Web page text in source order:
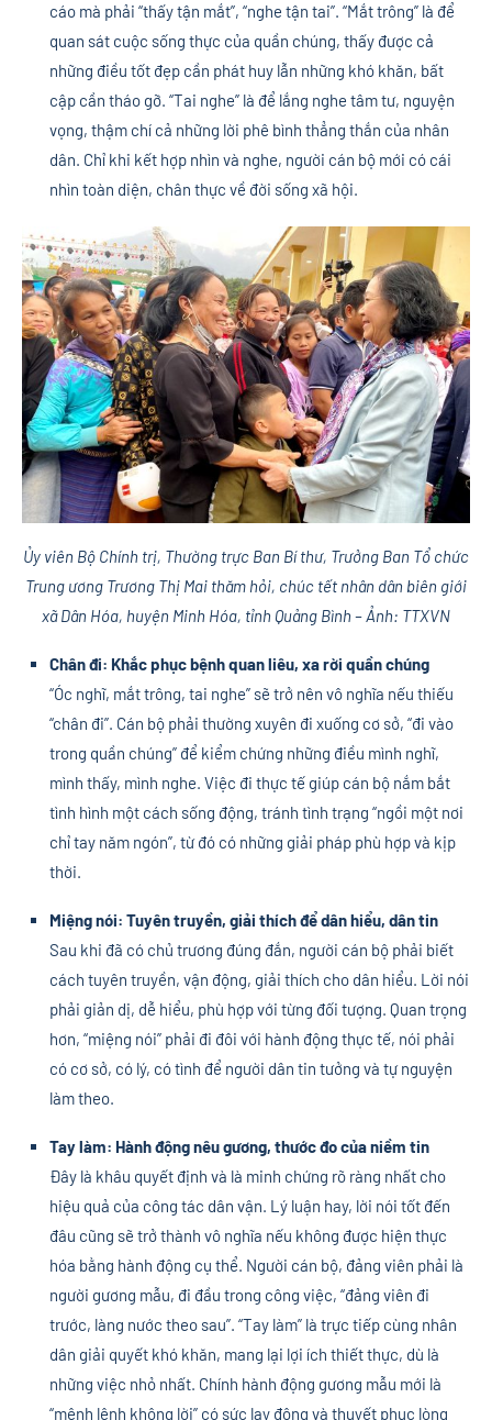
cáo mà phải “thấy tận mắt”, “nghe tận tai”. “Mắt trông” là để
quan sát cuộc sống thực của quần chúng, thấy được cả
những điều tốt đẹp cần phát huy lẫn những khó khăn, bất
cập cần tháo gỡ. “Tai nghe” là để lắng nghe tâm tư, nguyện
vọng, thậm chí cả những lời phê bình thẳng thắn của nhân
dân. Chỉ khi kết hợp nhìn và nghe, người cán bộ mới có cái
nhìn toàn diện, chân thực về đời sống xã hội.
Ủy viên Bộ Chính trị, Thường trực Ban Bí thư, Trưởng Ban Tổ chức
Trung ương Trương Thị Mai thăm hỏi, chúc tết nhân dân biên giới
xã Dân Hóa, huyện Minh Hóa, tỉnh Quảng Bình – Ảnh: TTXVN
Chân đi: Khắc phục bệnh quan liêu, xa rời quần chúng
“Óc nghĩ, mắt trông, tai nghe” sẽ trở nên vô nghĩa nếu thiếu
“chân đi”. Cán bộ phải thường xuyên đi xuống cơ sở, “đi vào
trong quần chúng” để kiểm chứng những điều mình nghĩ,
mình thấy, mình nghe. Việc đi thực tế giúp cán bộ nắm bắt
tình hình một cách sống động, tránh tình trạng “ngồi một nơi
chỉ tay năm ngón”, từ đó có những giải pháp phù hợp và kịp
thời.
Miệng nói: Tuyên truyền, giải thích để dân hiểu, dân tin
Sau khi đã có chủ trương đúng đắn, người cán bộ phải biết
cách tuyên truyền, vận động, giải thích cho dân hiểu. Lời nói
phải giản dị, dễ hiểu, phù hợp với từng đối tượng. Quan trọng
hơn, “miệng nói” phải đi đôi với hành động thực tế, nói phải
có cơ sở, có lý, có tình để người dân tin tưởng và tự nguyện
làm theo.
Tay làm: Hành động nêu gương, thước đo của niềm tin
Đây là khâu quyết định và là minh chứng rõ ràng nhất cho
hiệu quả của công tác dân vận. Lý luận hay, lời nói tốt đến
đâu cũng sẽ trở thành vô nghĩa nếu không được hiện thực
hóa bằng hành động cụ thể. Người cán bộ, đảng viên phải là
người gương mẫu, đi đầu trong công việc, “đảng viên đi
trước, làng nước theo sau”. “Tay làm” là trực tiếp cùng nhân
dân giải quyết khó khăn, mang lại lợi ích thiết thực, dù là
những việc nhỏ nhất. Chính hành động gương mẫu mới là
“mệnh lệnh không lời” có sức lay động và thuyết phục lòng